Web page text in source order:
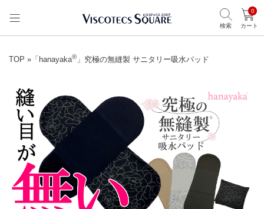
検索
0
カート
TOP »「hanayaka®」究極の無縫製 サニタリー吸水パッド